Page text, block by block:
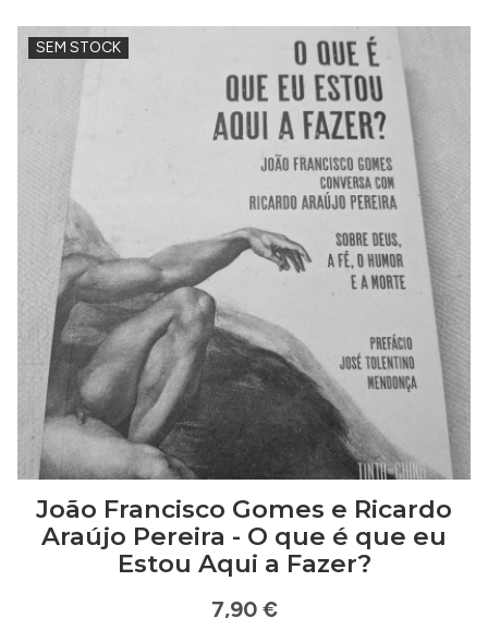
SEM STOCK
João Francisco Gomes e Ricardo
Araújo Pereira - O que é que eu
Estou Aqui a Fazer?
7,90 €